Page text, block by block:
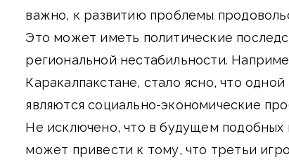
важно, к развитию проблемы
Это может иметь политические
региональной нестабильности.
Каракалпакстане, стало ясно, что
являются социально-экономические
Не исключено, что в будущем
может привести к тому, что третьи